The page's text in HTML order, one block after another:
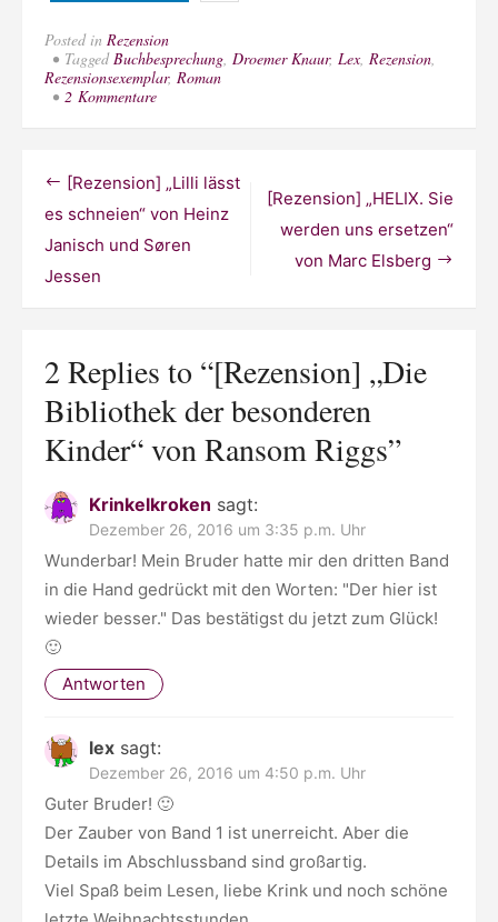
Posted in Rezension
TaggedBuchbesprechung, Droemer Knaur, Lex, Rezension,
Rezensionsexemplar, Roman
2 Kommentarezu
der
besonderen
Kinder“
von
Ransom
Beitragsnavigation[Rezension] „HELIX. Sie
werden uns ersetzen“
von Marc Elsberg
[Rezension] „Lilli lässt
es schneien“ von Heinz
Janisch und Søren
Jessen
2 Replies to “[Rezension] „Die
Bibliothek der besonderen
Kinder“ von Ransom Riggs”
Krinkelkroken sagt:
Dezember 26, 2016 um 3:35 p.m. Uhr
Wunderbar! Mein Bruder hatte mir den dritten Band
in die Hand gedrückt mit den Worten: "Der hier ist
wieder besser." Das bestätigst du jetzt zum Glück!
🙂
Antworten
lex sagt:
Dezember 26, 2016 um 4:50 p.m. Uhr
Guter Bruder! 🙂
Der Zauber von Band 1 ist unerreicht. Aber die
Details im Abschlussband sind großartig.
Viel Spaß beim Lesen, liebe Krink und noch schöne